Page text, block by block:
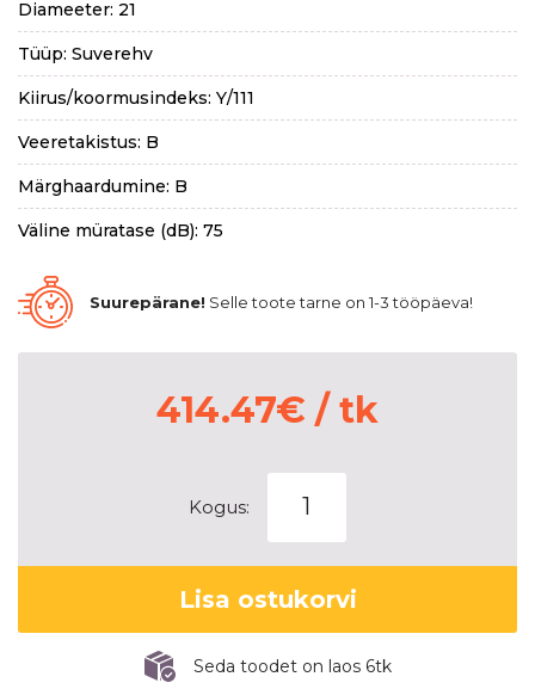
Diameeter: 21
Tüüp: Suverehv
Kiirus/koormusindeks: Y/111
Veeretakistus: B
Märghaardumine: B
Väline müratase (dB): 75
Suurepärane! Selle toote tarne on 1-3 tööpäeva!
414.47€ / tk
Kogus:
PILOT
SPORT
4
SUV
kogus
Lisa ostukorvi
Seda toodet on laos 6tk